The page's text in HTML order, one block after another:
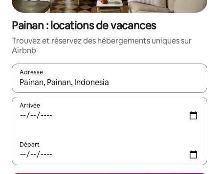
Painan : locations de vacances
Trouvez et réservez des hébergements uniques sur
Airbnb
Adresse
Lorsque les résultats s'affichent, utilisez les flèches vers le
Arrivée
Départ